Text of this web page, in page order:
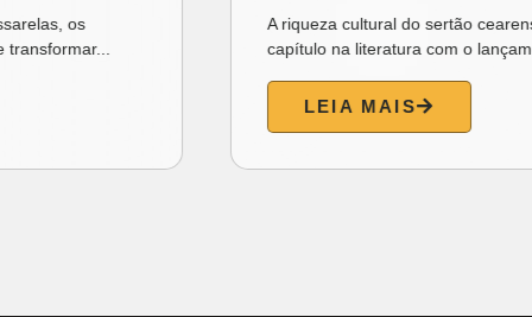
O Dia dos Pais vai ganhar um clima diferente neste sábado
(8), em Fortaleza. Em vez de apostar apenas...